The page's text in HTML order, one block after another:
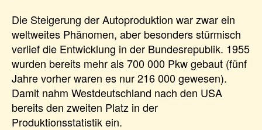
Die Steigerung der Autoproduktion war zwar ein
weltweites Phänomen, aber besonders stürmisch
verlief die Entwicklung in der Bundesrepublik. 1955
wurden bereits mehr als 700 000 Pkw gebaut (fünf
Jahre vorher waren es nur 216 000 gewesen).
Damit nahm Westdeutschland nach den USA
bereits den zweiten Platz in der
Produktionsstatistik ein.